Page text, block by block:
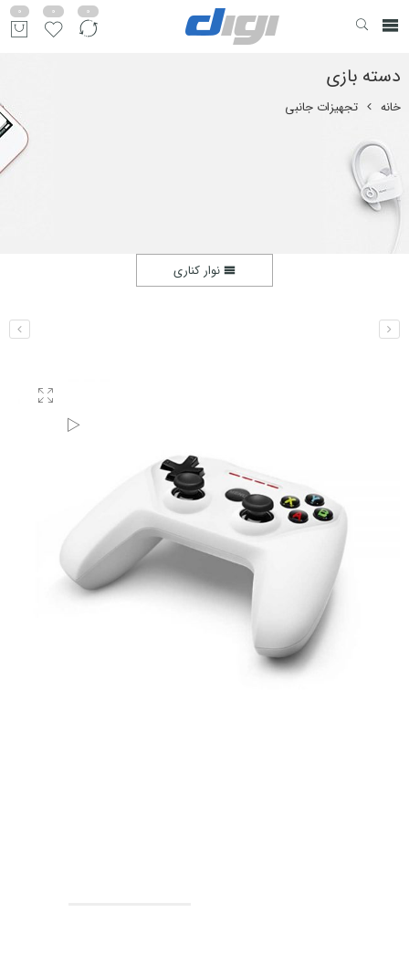
0
0
0
دسته بازی
خانه تجهیزات جانبی
نوار کناری